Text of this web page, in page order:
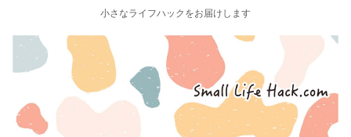
小さなライフハックをお届けします